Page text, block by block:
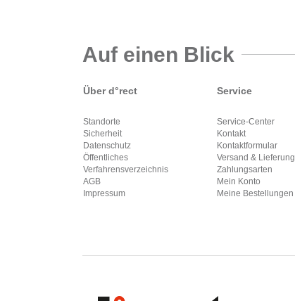
Auf einen Blick
Über d°rect
Standorte
Sicherheit
Datenschutz
Öffentliches
Verfahrensverzeichnis
AGB
Impressum
Service
Service-Center
Kontakt
Kontaktformular
Versand & Lieferung
Zahlungsarten
Mein Konto
Meine Bestellungen